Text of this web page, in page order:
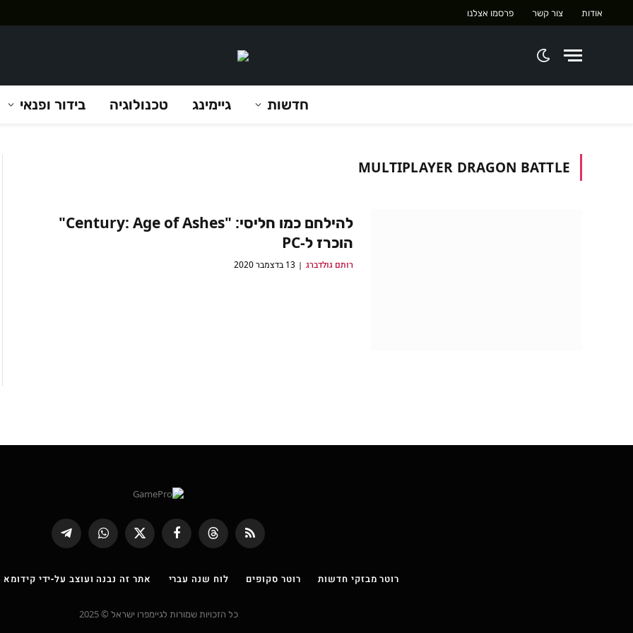
אודות צור קשר פרסמו אצלנו
חדשות גיימינג טכנולוגיה בידור ופנאי
MULTIPLAYER DRAGON BATTLE
להילחם כמו חליסי: "Century: Age of Ashes"
הוכרז ל-PC
רותם גולדברג 13 בדצמבר 2020
RSS
Threads פייסבוק
X
(טוויטר)
WhatsApp
Telegram
רוטר מבזקי חדשות רוטר סקופים לוח שנה עברי אתר זה נבנה ועוצב על-ידי קידומא
כל הזכויות שמורות לגיימפרו ישראל © 2025